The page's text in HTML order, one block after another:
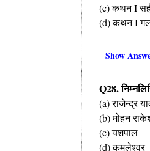
(c) कथन I
(d) कथन I
Show
Q28.
(a) राजेन्द्र
(b) मोहन
(c) यशपाल
(d) कमलेश्वर